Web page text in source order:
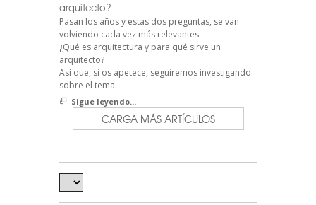
arquitecto?
Pasan los años y estas dos preguntas, se van
volviendo cada vez más relevantes:
¿Qué es arquitectura y para qué sirve un
arquitecto?
Así que, si os apetece, seguiremos investigando
sobre el tema.
Sigue leyendo...
CARGA MÁS ARTÍCULOS